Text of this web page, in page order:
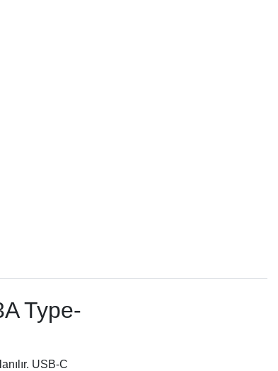
Type-
USB-C